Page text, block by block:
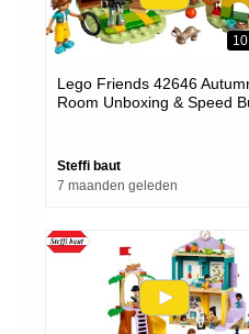
Lego Friends 42646
Room Unboxing & Speed
Steffi baut
7 maanden geleden